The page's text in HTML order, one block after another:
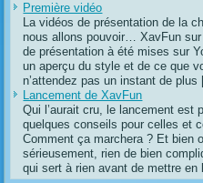
Première vidéo
La vidéos de présentation de la
nous allons pouvoir… XavFun
de présentation à été mises sur
un aperçu du style et de ce que
n’attendez pas un instant de
Lancement de XavFun
Qui l’aurait cru, le lancement est
quelques conseils pour celles et
Comment ça marchera ? Et bien
sérieusement, rien de bien
qui sert à rien avant de mettre